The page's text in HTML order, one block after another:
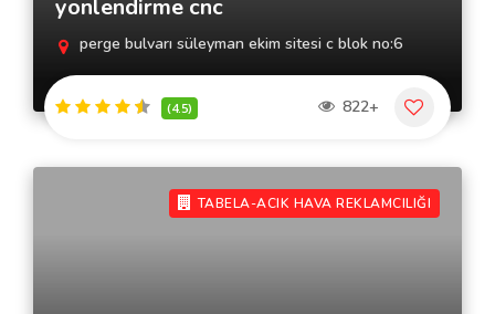
yonlendirme cnc
perge bulvarı süleyman ekim sitesi c blok no:6
(4.5) 822+
TABELA-ACIK HAVA REKLAMCILIĞI